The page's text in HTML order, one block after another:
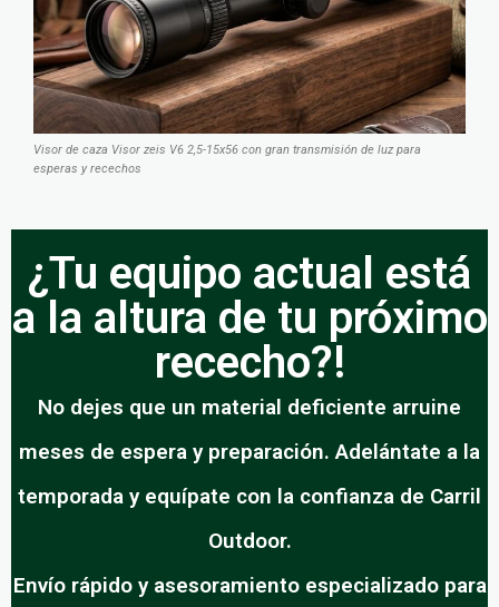
Visor de caza Visor zeis V6 2,5-15x56 con gran transmisión de luz para
esperas y recechos
¿Tu equipo actual está
a la altura de tu próximo
rececho?!
No dejes que un material deficiente arruine
meses de espera y preparación. Adelántate a la
temporada y equípate con la confianza de Carril
Outdoor.
Envío rápido y asesoramiento especializado para